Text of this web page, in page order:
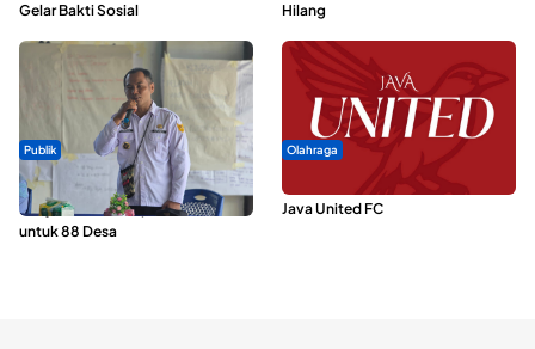
Gelar Bakti Sosial
Hilang
Publik
ABDESI Morotai Apresiasi
Penyaluran ADD Rp3,13 Miliar
untuk 88 Desa
Olahraga
Dari Malut United Berubah Jadi
Java United FC